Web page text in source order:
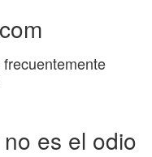
es el odio